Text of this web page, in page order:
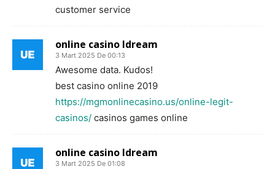
customer service
online casino ldream
3 Mart 2025 De 00:13
Awesome data. Kudos!
best casino online 2019
https://mgmonlinecasino.us/online-legit-
casinos/ casinos games online
online casino ldream
3 Mart 2025 De 01:08